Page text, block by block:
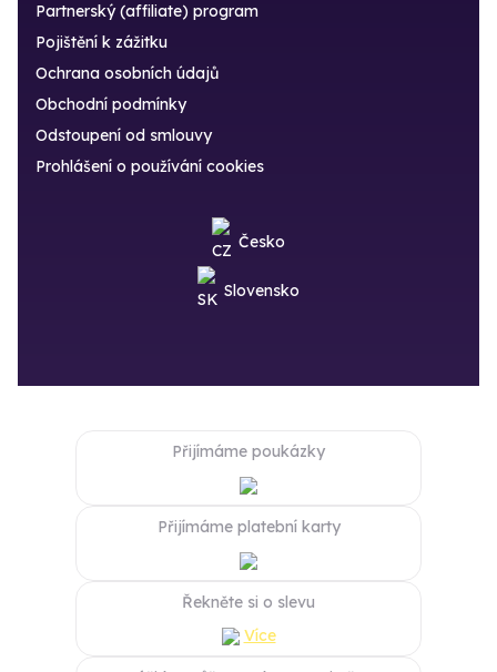
Partnerský (affiliate) program
Pojištění k zážitku
Ochrana osobních údajů
Obchodní podmínky
Odstoupení od smlouvy
Prohlášení o používání cookies
Česko
Slovensko
Přijímáme poukázky
Přijímáme platební karty
Řekněte si o slevu
Více